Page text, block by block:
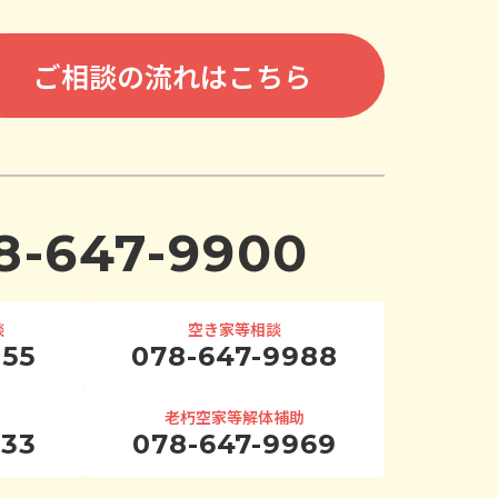
ご相談の流れはこちら
647-9900
空き家等相談
078-647-9988
老朽空家等解体補助
078-647-9969